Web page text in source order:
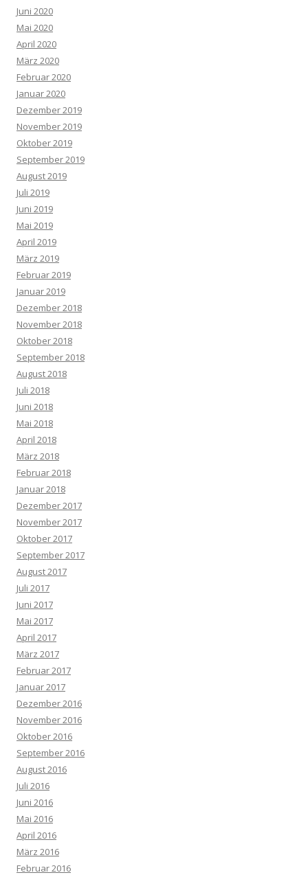
Juni 2020
Mai 2020
April 2020
März 2020
Februar 2020
Januar 2020
Dezember 2019
November 2019
Oktober 2019
September 2019
August 2019
Juli 2019
Juni 2019
Mai 2019
April 2019
März 2019
Februar 2019
Januar 2019
Dezember 2018
November 2018
Oktober 2018
September 2018
August 2018
Juli 2018
Juni 2018
Mai 2018
April 2018
März 2018
Februar 2018
Januar 2018
Dezember 2017
November 2017
Oktober 2017
September 2017
August 2017
Juli 2017
Juni 2017
Mai 2017
April 2017
März 2017
Februar 2017
Januar 2017
Dezember 2016
November 2016
Oktober 2016
September 2016
August 2016
Juli 2016
Juni 2016
Mai 2016
April 2016
März 2016
Februar 2016